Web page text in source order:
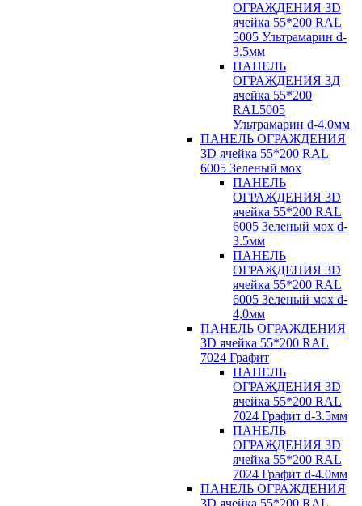
ОГРАЖДЕНИЯ 3D
ячейка 55*200 RAL
5005 Ультрамарин d-
3.5мм
ПАНЕЛЬ
ОГРАЖДЕНИЯ 3Д
ячейка 55*200
RAL5005
Ультрамарин d-4.0мм
ПАНЕЛЬ ОГРАЖДЕНИЯ
3D ячейка 55*200 RAL
6005 Зеленый мох
ПАНЕЛЬ
ОГРАЖДЕНИЯ 3D
ячейка 55*200 RAL
6005 Зеленый мох d-
3.5мм
ПАНЕЛЬ
ОГРАЖДЕНИЯ 3D
ячейка 55*200 RAL
6005 Зеленый мох d-
4,0мм
ПАНЕЛЬ ОГРАЖДЕНИЯ
3D ячейка 55*200 RAL
7024 Графит
ПАНЕЛЬ
ОГРАЖДЕНИЯ 3D
ячейка 55*200 RAL
7024 Графит d-3.5мм
ПАНЕЛЬ
ОГРАЖДЕНИЯ 3D
ячейка 55*200 RAL
7024 Графит d-4.0мм
ПАНЕЛЬ ОГРАЖДЕНИЯ